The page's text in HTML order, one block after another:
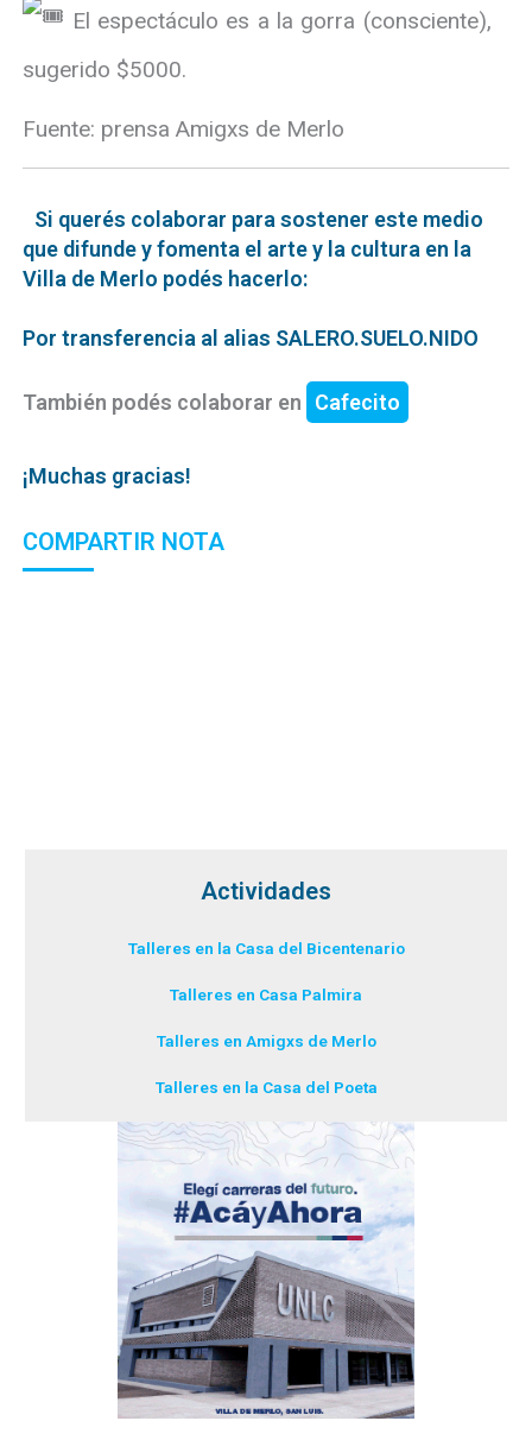
El espectáculo es a la gorra (consciente),
sugerido $5000.
Fuente: prensa Amigxs de Merlo
Si querés colaborar para sostener este medio
que difunde y fomenta el arte y la cultura en la
Villa de Merlo podés hacerlo:
Por transferencia al alias SALERO.SUELO.NIDO
También podés colaborar en Cafecito
¡Muchas gracias!
COMPARTIR NOTA
Actividades
Talleres en la Casa del Bicentenario
Talleres en Casa Palmira
Talleres en Amigxs de Merlo
Talleres en la Casa del Poeta